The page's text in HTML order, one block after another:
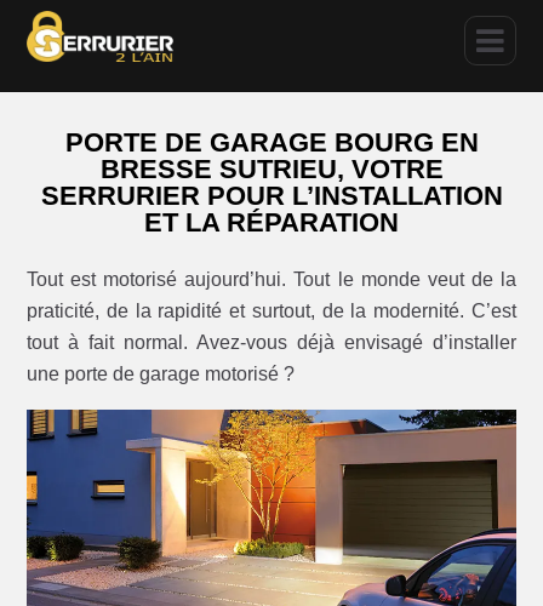
PORTE DE GARAGE BOURG EN
BRESSE SUTRIEU, VOTRE
SERRURIER POUR L’INSTALLATION
ET LA RÉPARATION
Tout est motorisé aujourd’hui. Tout le monde veut de la
praticité, de la rapidité et surtout, de la modernité. C’est
tout à fait normal. Avez-vous déjà envisagé d’installer
une porte de garage motorisé ?